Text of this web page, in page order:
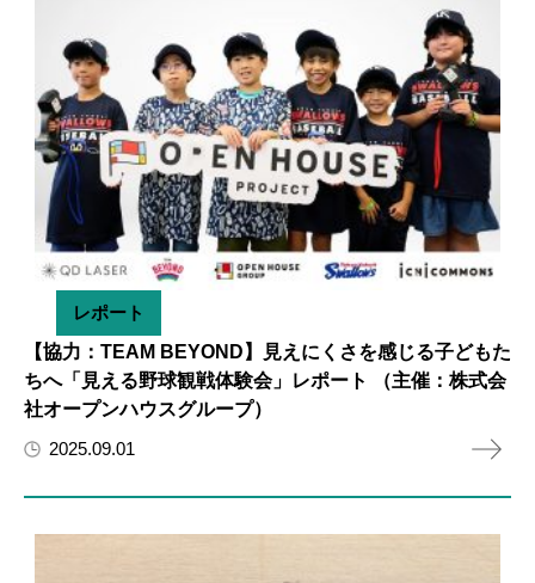
レポート
【協力：TEAM BEYOND】見えにくさを感じる子どもた
ちへ「見える野球観戦体験会」レポート （主催：株式会
社オープンハウスグループ）
2025.09.01